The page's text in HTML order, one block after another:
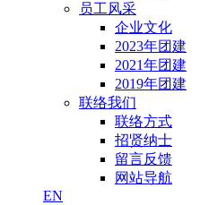
员工风采
企业文化
2023年团建
2021年团建
2019年团建
联络我们
联络方式
招贤纳士
留言反馈
网站导航
EN